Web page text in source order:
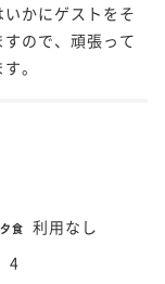
かにゲストをそ
ので、頑張って
。
夕食 利用なし
4